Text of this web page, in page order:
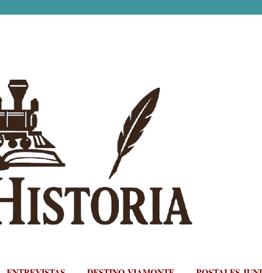
Ir al contenido principal